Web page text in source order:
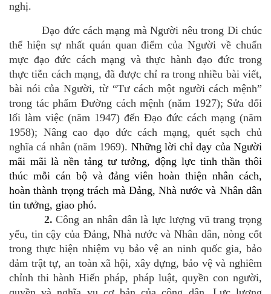
nghị.
Đạo đức cách mạng mà Người nêu trong Di chúc
thể hiện sự nhất quán quan điểm của Người về chuẩn
mực đạo đức cách mạng và thực hành đạo đức trong
thực tiễn cách mạng, đã được chỉ ra trong nhiều bài viết,
bài nói của Người, từ “Tư cách một người cách mệnh”
trong tác phẩm Đường cách mệnh (năm 1927); Sửa đổi
lối làm việc (năm 1947) đến Đạo đức cách mạng (năm
1958); Nâng cao đạo đức cách mạng, quét sạch chủ
nghĩa cá nhân (năm 1969). Những lời chỉ dạy của Người
mãi mãi là nền tảng tư tưởng, động lực tinh thần thôi
thúc mỗi cán bộ và đảng viên hoàn thiện nhân cách,
hoàn thành trọng trách mà Đảng, Nhà nước và Nhân dân
tin tưởng, giao phó.
2.Công an nhân dân là lực lượng vũ trang trọng
yếu, tin cậy của Đảng, Nhà nước và Nhân dân, nòng cốt
trong thực hiện nhiệm vụ bảo vệ an ninh quốc gia, bảo
đảm trật tự, an toàn xã hội, xây dựng, bảo vệ và nghiêm
chỉnh thi hành Hiến pháp, pháp luật, quyền con người,